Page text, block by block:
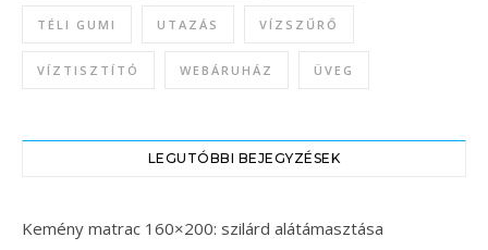
TÉLI GUMI UTAZÁS VÍZSZŰRŐ
VÍZTISZTÍTÓ WEBÁRUHÁZ ÜVEG
LEGUTÓBBI BEJEGYZÉSEK
Kemény matrac 160×200: szilárd alátámasztása